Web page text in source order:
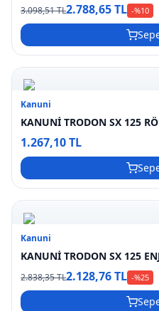
3.098,51 TL2.788,65 TL -%10
Kanuni
KANUNİ TRODON SX 125
1.267,10 TL
Kanuni
KANUNİ TRODON SX 125
2.838,35 TL2.128,76 TL -%25